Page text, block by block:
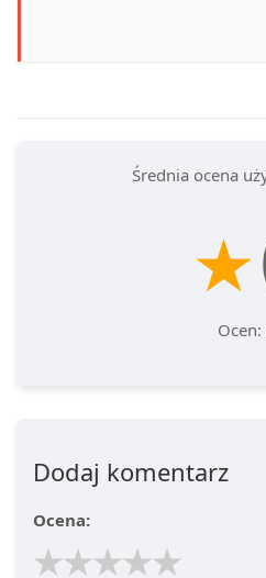
Średnia ocena
★
Ocen:
Dodaj komentarz
Ocena:
★
★
★
★
★